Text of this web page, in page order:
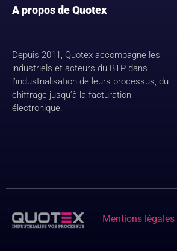
A propos de Quotex
Depuis 2011, Quotex accompagne les
industriels et acteurs du BTP dans
l’industrialisation de leurs processus, du
chiffrage jusqu’à la facturation
électronique.
Mentions légales